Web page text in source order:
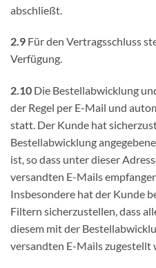
abschließt.
2.9 Für den Vertragsschluss
Verfügung.
2.10 Die Bestellabwicklung
der Regel per E-Mail und
statt. Der Kunde hat
Bestellabwicklung
ist, so dass unter dieser
versandten E-Mails
Insbesondere hat der Kunde
Filtern sicherzustellen, dass
diesem mit der
versandten E-Mails zugestellt